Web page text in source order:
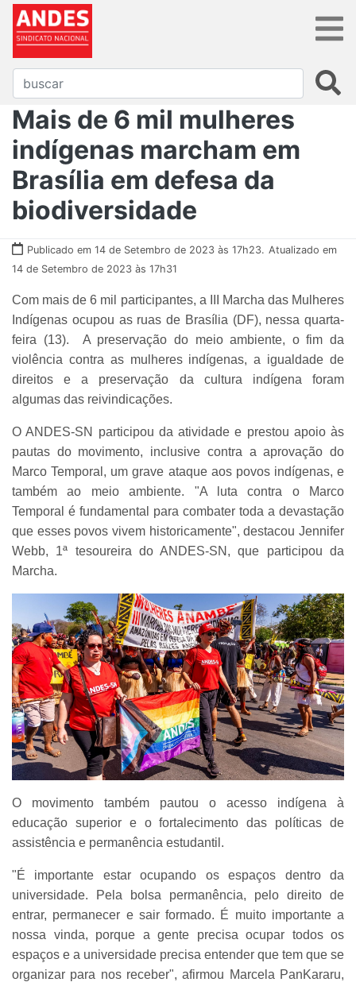
Mais de 6 mil mulheres
indígenas marcham em
Brasília em defesa da
biodiversidade
Publicado em 14 de Setembro de 2023 às 17h23. Atualizado em
14 de Setembro de 2023 às 17h31
Com mais de 6 mil participantes, a III Marcha das Mulheres
Indígenas ocupou as ruas de Brasília (DF), nessa quarta-
feira (13). A preservação do meio ambiente, o fim da
violência contra as mulheres indígenas, a igualdade de
direitos e a preservação da cultura indígena foram
algumas das reivindicações.
O ANDES-SN participou da atividade e prestou apoio às
pautas do movimento, inclusive contra a aprovação do
Marco Temporal, um grave ataque aos povos indígenas, e
também ao meio ambiente. "A luta contra o Marco
Temporal é fundamental para combater toda a devastação
que esses povos vivem historicamente", destacou Jennifer
Webb, 1ª tesoureira do ANDES-SN, que participou da
Marcha.
O movimento também pautou o acesso indígena à
educação superior e o fortalecimento das políticas de
assistência e permanência estudantil.
"É importante estar ocupando os espaços dentro da
universidade. Pela bolsa permanência, pelo direito de
entrar, permanecer e sair formado. É muito importante a
nossa vinda, porque a gente precisa ocupar todos os
espaços e a universidade precisa entender que tem que se
organizar para nos receber", afirmou Marcela PanKararu,